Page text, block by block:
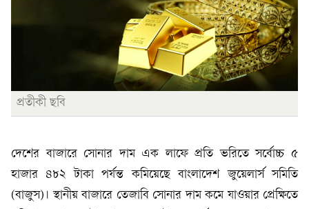
প্রতীকী ছবি
দেশের বাজারে সোনার দাম এক লাফে প্রতি ভরিতে সর্বোচ্চ ৫
হাজার ৪৮২ টাকা পর্যন্ত কমিয়েছে বাংলাদেশ জুয়েলার্স সমিতি
(বাজুস)। স্থানীয় বাজারে তেজাবি সোনার দাম কমে যাওয়ার প্রেক্ষিতে